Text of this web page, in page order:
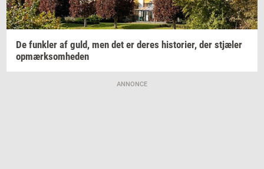
De funk­ler af guld, men det er deres hi­sto­ri­er, der stjæ­ler
op­mærk­som­he­den
ANNONCE